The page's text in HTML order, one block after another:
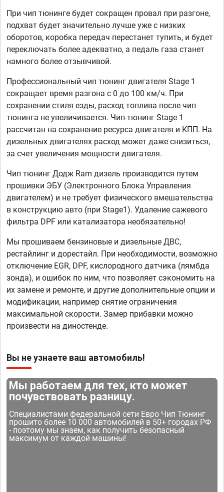
При чип тюнинге будет сокращен провал при разгоне,
подхват будет значительно лучше уже с низких
оборотов, коробка передач перестанет тупить, и будет
переключать более адекватно, а педаль газа станет
намного более отзывчивой.
Профессиональный чип тюнинг двигателя Stage 1
сокращает время разгона с 0 до 100 км/ч. При
сохранении стиля езды, расход топлива после чип
тюнинга не увеличивается. Чип-тюнинг Stage 1
рассчитан на сохранение ресурса двигателя и КПП. На
дизельных двигателях расход может даже снизиться,
за счет увеличения мощности двигателя.
Чип тюнинг Додж Ram дизель производится путем
прошивки ЭБУ (Электронного Блока Управления
двигателем) и не требует физического вмешательства
в конструкцию авто (при Stage1). Удаление сажевого
фильтра DPF или катализатора необязательно!
Мы прошиваем бензиновые и дизельные ДВС,
рестайлинг и дорестайл. При необходимости, возможно
отключение EGR, DPF, кислородного датчика (лямбда
зонда), и ошибок по ним, что позволяет сэкономить на
их замене и ремонте, и другие дополнительные опции и
модификации, например снятие ограничения
максимальной скорости. Замер прибавки можно
произвести на диностенде.
Вы не узнаете ваш автомобиль!
Мы работаем для тех, кто может
почувствовать разницу.
Специалистами федеральной сети Евро Чип Тюнинг
прошито более 10 000 автомобилей в 50+ городах РФ
- поэтому мы знаем, как получить безопасный
максимум от каждой машины!